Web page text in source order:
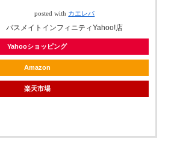
posted with カエレバ
バスメイトインフィニティYahoo!店
Yahooショッピング
Amazon
楽天市場